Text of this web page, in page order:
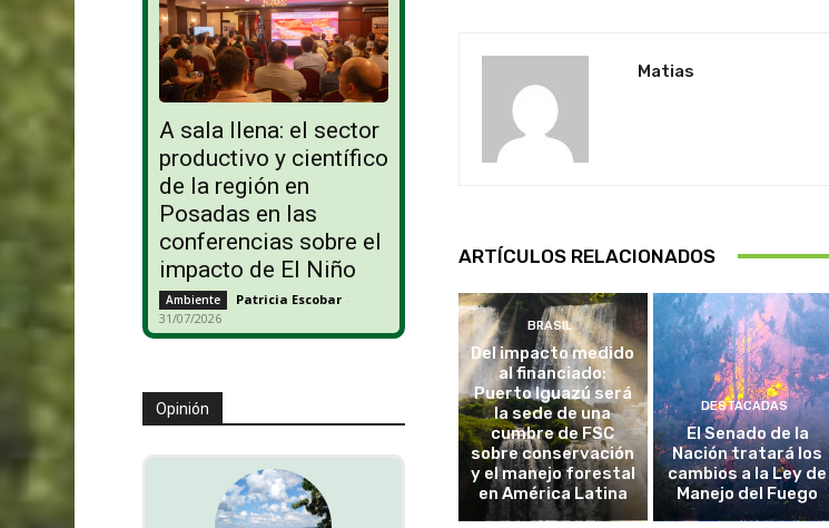
A sala llena: el sector
productivo y científico
de la región en
Posadas en las
conferencias sobre el
impacto de El Niño
Ambiente Patricia Escobar -
31/07/2026
Opinión
Matias
ARTÍCULOS RELACIONADOS
BRASIL
Del impacto medido
al financiado:
Puerto Iguazú será
la sede de una
cumbre de FSC
sobre conservación
y el manejo forestal
en América Latina
DESTACADAS
El Senado de la
Nación tratará los
cambios a la Ley de
Manejo del Fuego